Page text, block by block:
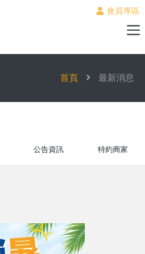
會員專區
首頁 最新消息
公告資訊 特約商家